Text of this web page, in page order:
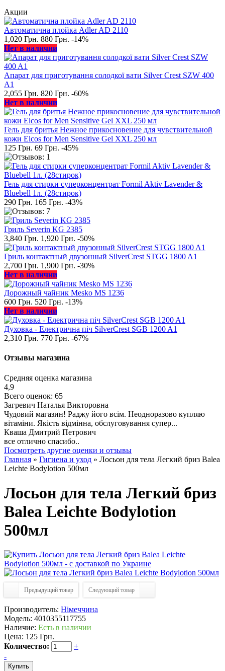
Акции
Автоматична плойка Adler AD 2110
1,020 Грн. 880 Грн. -14%
Нет в наличии
Апарат для приготування солодкої вати Silver Crest SZW 400
A1
2,055 Грн. 820 Грн. -60%
Нет в наличии
Гель для бритья Нежное прикосновение для чувствительной
кожи Elcos for Men Sensitive Gel XXL 250 мл
125 Грн. 69 Грн. -45%
Гель для стирки суперконцентрат Formil Aktiv Lavender &
Bluebell 1л. (28стирок)
290 Грн. 165 Грн. -43%
Гриль Severin KG 2385
3,840 Грн. 1,920 Грн. -50%
Гриль контактный двузонный SilverCrest STGG 1800 A1
2,700 Грн. 1,900 Грн. -30%
Нет в наличии
Дорожный чайник Mesko MS 1236
600 Грн. 520 Грн. -13%
Нет в наличии
Духовка - Електрична піч SilverCrest SGB 1200 A1
2,310 Грн. 770 Грн. -67%
Отзывы магазина
Средняя оценка магазина
4,9
Всего оценок: 65
Загревич Наталья Викторовна
Чудовий магазин! Раджу його всім. Неодноразово купляю
вітаміни. Якість відмінна, обслуговування супер...
Кваша Дмитрий Петрович
все отлично спасибо..
Посмотреть другие оценки и отзывы
Главная » Гигиена и уход » Лосьон для тела Легкий бриз Balea
Leichte Bodylotion 500мл
Лосьон для тела Легкий бриз
Balea Leichte Bodylotion
500мл
Предыдущий товар Следующий товар
Производитель: Німеччина
Модель: 4010355117755
Наличие: Есть в наличии
Цена: 125 Грн.
Количество:
+
-